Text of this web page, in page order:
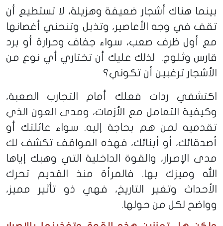
بينما هناك أشجار ضعيفة وهزيلة، لا تستطيع أن
تقف في وجه الأعاصير، وتذبل وتنحني أغصانها
مع أول ظرف صعب، سواء جفاف وحرارة أو برد
قارس وثلوج. لذلك عليك أن تختاري أي نوع من
الأشجار ترغبين أن تكوني؟
اكتشفي ردات فعلك أمام التجارب الصعبة،
وكيفية التعامل مع الأزمات، ومدى العون الذي
تقدميه لمن هم بحاجة إليه. سواء عائلتك أو
أصدقائك، أو أبنائك، فهذه المواقف تكشف لك
مدى الإصرار، والقوة الداخلية التي وهبك إياها
الله وميزك بها. فالمرأة منذ القديم تحرك
الأحداث وتغير التاريخ، فهي ذو تأثير مميز،
وواضح لكل من حولها.